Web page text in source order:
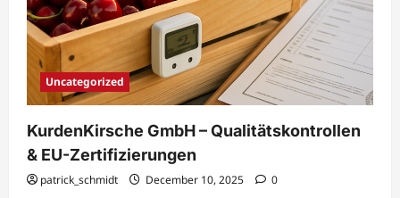
Uncategorized
KurdenKirsche GmbH – Qualitätskontrollen
& EU-Zertifizierungen
patrick_schmidt December 10, 2025 0